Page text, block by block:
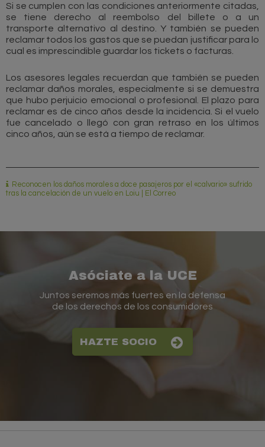
Si se cumplen con las condiciones anteriormente citadas,
se tiene derecho al reembolso del billete o a un
transporte alternativo al destino. Y también se pueden
reclamar todos los gastos que se puedan justificar para lo
cual es imprescindible guardar los tickets o facturas.
Los asesores legales recuerdan que también se pueden
reclamar daños morales, especialmente si se demuestra
que hubo perjuicio emocional o profesional. El plazo para
reclamar es de cinco años desde la incidencia. Si el vuelo
fue cancelado o llegó con gran retraso en los últimos
cinco años, aún se está a tiempo de reclamar.
Reconocen los daños morales a doce pasajeros por el «calvario» sufrido
tras la cancelación de un vuelo en Loiu | El Correo
Asóciate a la UCE
Juntos seremos más fuertes en la defensa
de los derechos de los consumidores
HAZTE SOCIO